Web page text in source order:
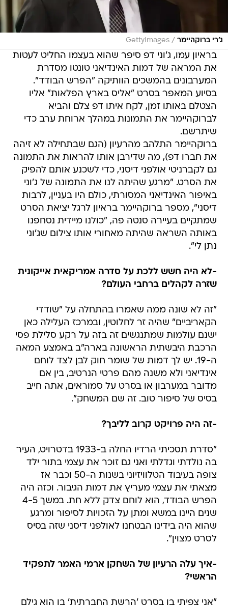
ג'רי ברוקהיימר /
GettyImages
בראיון עמו, ג'וני דפ סיפר שהוא בעצמו החליט לעטות
את המראה של דמות האינדיאני טונטו מסדרת
המערבונים בהמשכים הוותיקה "הפרש הבודד".
בסיוע המאפר בסרט "אליס בארץ הפלאות" אליו
הצטלם באותו זמן, לקח איתו דפ צלם והביא
לברוקהיימר את התמונות במהלך ארוחת ערב כדי
שיתרשם.
ברוקהיימר התלהב מהרעיון (הגם שבתחילה לא זיהה
את חברו דפ), מה שדירבן אותו להראות את התמונה
גם לקברניטי אולפני דיסני, כדי לשכנע אותם להפיק
את הסרט. "מרגע שהיתה לנו את התמונה של ג'וני
באיפור האינדיאני המסורתי, כולם היו בעניין, לרבות
דיסני", מספר ברוקהיימר בראיון לרגל יציאת הסרט
שמתקיים בעיירה סנטה פה, "כולנו מיידית נסחפנו
באותה השראה שהיתה מאחורי אותו צילום שג'וני
נתן לי".
-לא היה חשש ללכת על סדרה אמריקאית אייקונית
שזרה לקהלים ברחבי העולם?
"זה לא שונה ממה שאמרו בהתחלה על "שודדי
הקאריביים" שהיה זר לחלוטין, ובמרכז העלילה כאן
ישנם עולמות שמתנגשים זה בזה על רקע סלילת פסי
הרכבת היבשתית הראשונה בארה"ב באמצע המאה
ה-19. יש לך דמות של שומר חוק לבן לצד לוחם
אינדיאני ולא משנה מהם פרטי הנרטיב, בין אם
מדובר במערבון או בסרט על סמוראים, אתה חייב
בסיס של סיפור טוב. זה שם המשחק".
-זה היה פרויקט קרוב לליבך?
"סדרת תסכיתי הרדיו החלה ב-1933 בדטרויט, העיר
בה נולדתי וגדלתי ואני גם זוכר את עצמי בתור ילד
צופה בעיבוד הטלוויזיוני בשנות ה-50 וכבר אז
מצאתי את עצמי מעריץ את דמות הגיבור. וכזה היה
הפרש הבודד, הוא לוחם צדק ללא חת. במשך 4-5
שנים היינו במשא ומתן על הזכויות לסיפור ומרגע
שהוא היה בידינו הבטחנו לאולפני דיסני שזה בסיס
לסרט מצוין".
-איך עלה הרעיון של השחקן ארמי האמר לתפקיד
הראשי?
"אני צפיתי בו בסרט 'הרשת החברתית' בו הוא גילם